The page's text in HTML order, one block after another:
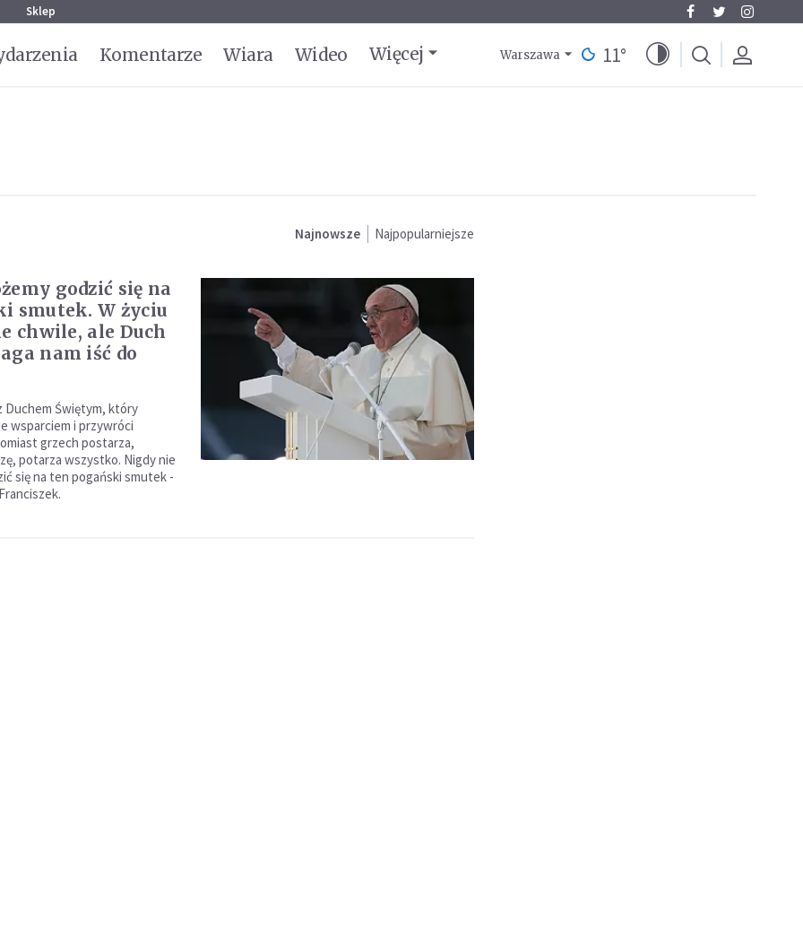
Sklep
Komentarze Wiara Wideo Więcej Warszawa 11°
Najnowsze Najpopularniejsze
godzić się na
smutek. W życiu
chwile, ale Duch
nam iść do
Duchem Świętym, który
wsparciem i przywróci
grzech postarza,
potarza wszystko. Nigdy nie
się na ten pogański smutek -